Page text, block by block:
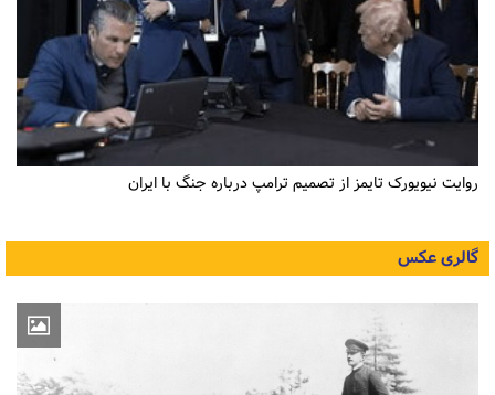
روایت نیویورک تایمز از تصمیم ترامپ درباره جنگ با ایران
گالری عکس